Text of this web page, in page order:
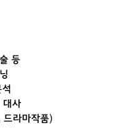
등
사
라마작품)